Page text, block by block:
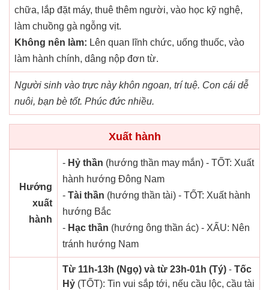
chữa, lắp đặt máy, thuê thêm người, vào học kỹ nghệ,
làm chuồng gà ngỗng vịt.
Không nên làm: Lên quan lĩnh chức, uống thuốc, vào
làm hành chính, dâng nộp đơn từ.
Người sinh vào trực này khôn ngoan, trí tuệ. Con cái dễ
nuôi, bạn bè tốt. Phúc đức nhiều.
Xuất hành
Hướng
xuất
hành
- Hỷ thần (hướng thần may mắn) - TỐT: Xuất
hành hướng Đông Nam
- Tài thần (hướng thần tài) - TỐT: Xuất hành
hướng Bắc
- Hạc thần (hướng ông thần ác) - XẤU: Nên
tránh hướng Nam
Từ 11h-13h (Ngọ) và từ 23h-01h (Tý) - Tốc
Hỷ (TỐT): Tin vui sắp tới, nếu cầu lộc, cầu tài